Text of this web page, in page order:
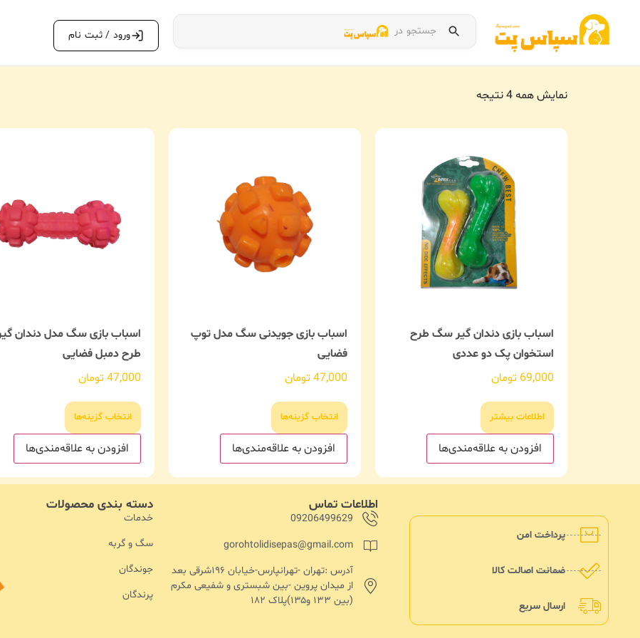
جستجو در ورود / ثبت نام
نمایش همه 4 نتیجه
اسباب بازی دندان گیر سگ طرح
استخوان پک دو عددی
69,000 تومان
اطلاعات بیشتر
افزودن به علاقه‌مندی‌ها
اسباب بازی جویدنی سگ مدل توپ
فضایی
47,000تومان
انتخاب گزینه‌ها
افزودن به علاقه‌مندی‌ها
اسباب بازی سگ مدل دندان
طرح دمبل فضایی
47,000تومان
انتخاب گزینه‌ها
افزودن به علاقه‌مندی‌ها
پرداخت امن
ضمانت اصالت کالا
ارسال سریع
اطلاعات تماس
09206499629
gorohtolidisepas@gmail.com
آدرس :تهران -تهرانپارس-خیابان ۱۹۶شرقی بعد
از میدان پروین -بین شبستری و شفیعی مکرم
(بین ۱۳۳ و۱۳۵)پلاک ۱۸۲
دسته بندی محصولات
خدمات
سگ و گربه
جوندگان
پرندگان